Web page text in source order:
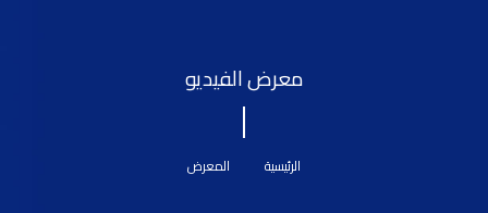
معرض الفيديو
الرئيسية المعرض